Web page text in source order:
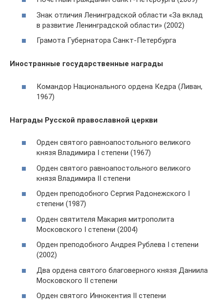
Знак отличия Ленинградской области «За вклад
в развитие Ленинградской области» (2002)
Грамота Губернатора Санкт-Петербурга
Иностранные государственные награды
Командор Национального ордена Кедра (Ливан,
1967)
Награды Русской православной церкви
Орден святого равноапостольного великого
князя Владимира I степени (1967)
Орден святого равноапостольного великого
князя Владимира II степени
Орден преподобного Сергия Радонежского I
степени (1987)
Орден святителя Макария митрополита
Московского I степени (2004)
Орден преподобного Андрея Рублева I степени
(2002)
Два ордена святого благоверного князя Даниила
Московского II степени
Орден святого Иннокентия II степени